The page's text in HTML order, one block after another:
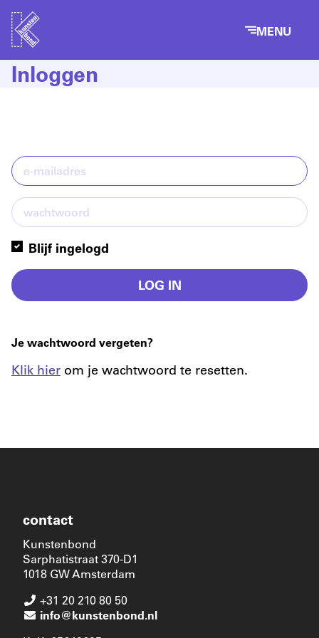
MENU
Inloggen
Blijf ingelogd
LOG IN
Je wachtwoord vergeten?
Klik hier om je wachtwoord te resetten.
contact
Kunstenbond
Sarphatistraat 370-D1
1018 GW Amsterdam
+31 20 210 80 50
info@kunstenbond.nl